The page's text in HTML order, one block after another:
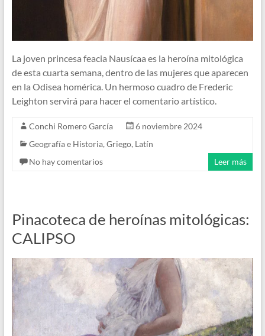
La joven princesa feacia Nausícaa es la heroína mitológica
de esta cuarta semana, dentro de las mujeres que aparecen
en la Odisea homérica. Un hermoso cuadro de Frederic
Leighton servirá para hacer el comentario artístico.
Conchi Romero García
6 noviembre 2024
Geografía e Historia, Griego, Latín
No hay comentarios
Leer más
Pinacoteca de heroínas mitológicas:
CALIPSO